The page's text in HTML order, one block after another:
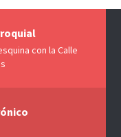
con la Calle